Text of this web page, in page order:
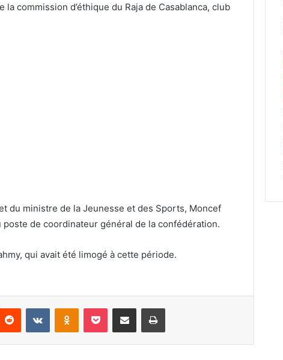
commission d’éthique du Raja de Casablanca, club
du ministre de la Jeunesse et des Sports, Moncef
poste de coordinateur général de la confédération.
qui avait été limogé à cette période.
Reddit VKontakteOdnoklassniki
Pocket Partager par email Imprimer